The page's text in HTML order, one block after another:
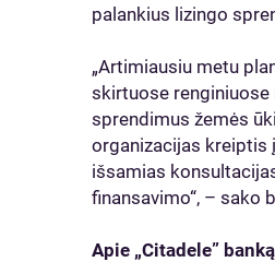
palankius lizingo
„Artimiausiu metu
skirtuose
sprendimus žemės
organizacijas kreiptis
išsamias
finansavimo“, – sako
Apie „Citadele” banką